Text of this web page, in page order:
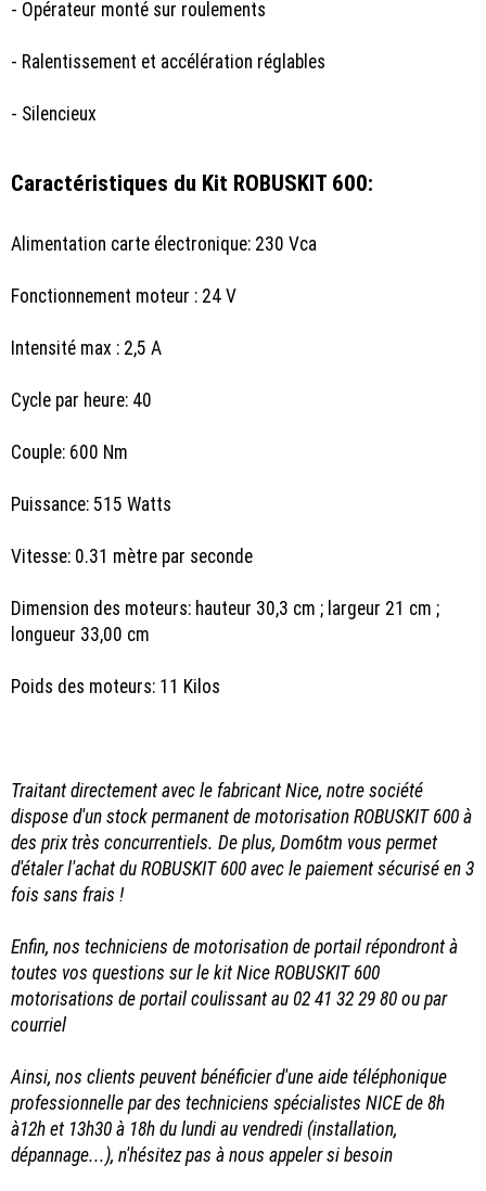
- Opérateur monté sur roulements
- Ralentissement et accélération réglables
- Silencieux
Caractéristiques du Kit ROBUSKIT 600:
Alimentation carte électronique: 230 Vca
Fonctionnement moteur : 24 V
Intensité max : 2,5 A
Cycle par heure: 40
Couple: 600 Nm
Puissance: 515 Watts
Vitesse: 0.31 mètre par seconde
Dimension des moteurs: hauteur 30,3 cm ; largeur 21 cm ;
longueur 33,00 cm
Poids des moteurs: 11 Kilos
Traitant directement avec le fabricant Nice, notre société
dispose d'un stock permanent de motorisation ROBUSKIT 600 à
des prix très concurrentiels. De plus, Dom6tm vous permet
d'étaler l'achat du ROBUSKIT 600 avec le paiement sécurisé en 3
fois sans frais !
Enfin, nos techniciens de motorisation de portail répondront à
toutes vos questions sur le kit Nice ROBUSKIT 600
motorisations de portail coulissant au 02 41 32 29 80 ou par
courriel
Ainsi, nos clients peuvent bénéficier d'une aide téléphonique
professionnelle par des techniciens spécialistes NICE de 8h
à12h et 13h30 à 18h du lundi au vendredi (installation,
dépannage...), n'hésitez pas à nous appeler si besoin